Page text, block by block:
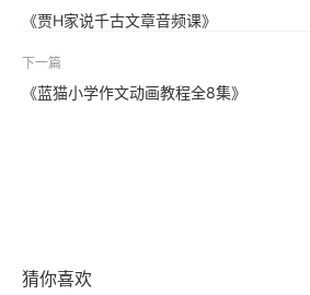
《贾H家说千古文章音频课》
下一篇
《蓝猫小学作文动画教程全8集》
猜你喜欢